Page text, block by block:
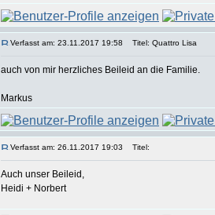
Verfasst am: 23.11.2017 19:58 Titel: Quattro Lisa
auch von mir herzliches Beileid an die Familie.
Markus
Verfasst am: 26.11.2017 19:03 Titel:
Auch unser Beileid,
Heidi + Norbert